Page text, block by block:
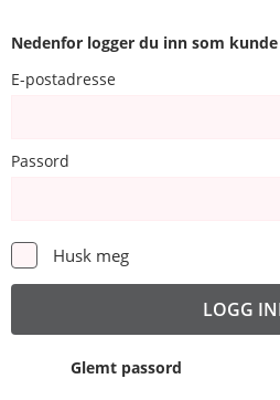
Nedenfor logger du inn som
E-postadresse
Passord
Husk meg
Glemt passord